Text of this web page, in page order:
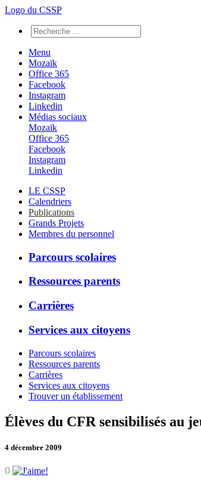
Logo du CSSP
Menu
Mozaïk
Office 365
Facebook
Instagram
Linkedin
Médias sociaux
Mozaïk
Office 365
Facebook
Instagram
Linkedin
LE CSSP
Calendriers
Publications
Grands Projets
Membres du personnel
Parcours scolaires
Ressources parents
Carrières
Services aux citoyens
Parcours scolaires
Ressources parents
Carrières
Services aux citoyens
Trouver un établissement
Élèves du CFR sensibilisés au
4 décembre 2009
0